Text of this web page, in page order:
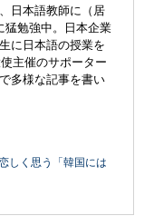
日本語教師に（居
猛勉強中。日本企業
に日本語の授業を
主催のサポーター
多様な記事を書い
しく思う「韓国には